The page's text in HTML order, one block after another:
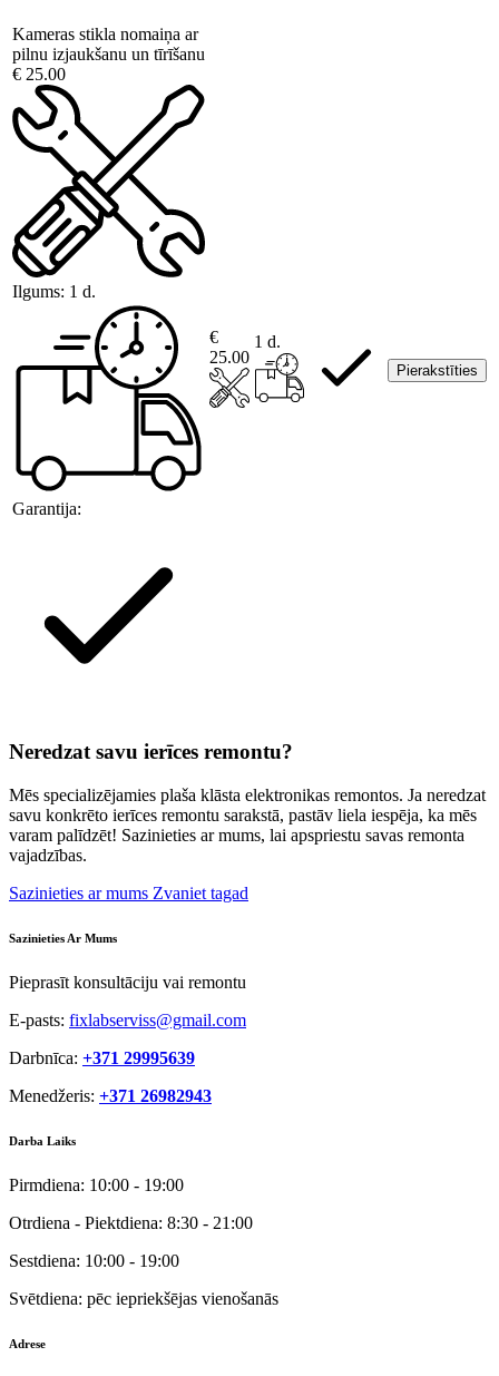
Kameras stikla nomaiņa ar
pilnu izjaukšanu un tīrīšanu
€ 25.00
Ilgums: 1 d.
Garantija:
€
25.00
1 d.
Pierakstīties
Neredzat savu ierīces remontu?
Mēs specializējamies plaša klāsta elektronikas remontos. Ja neredzat
savu konkrēto ierīces remontu sarakstā, pastāv liela iespēja, ka mēs
varam palīdzēt! Sazinieties ar mums, lai apspriestu savas remonta
vajadzības.
Sazinieties ar mums Zvaniet tagad
Sazinieties Ar Mums
Pieprasīt konsultāciju vai remontu
E-pasts: fixlabserviss@gmail.com
Darbnīca: +371 29995639
Menedžeris: +371 26982943
Darba Laiks
Pirmdiena: 10:00 - 19:00
Otrdiena - Piektdiena: 8:30 - 21:00
Sestdiena: 10:00 - 19:00
Svētdiena: pēc iepriekšējas vienošanās
Adrese